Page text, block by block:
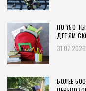
ПО ₸50
ДЕТЯМ
31.07.2026
БОЛЕЕ